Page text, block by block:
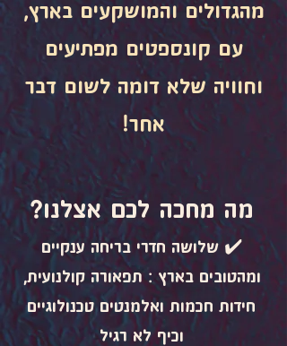
מהגדולים והמושקעים בארץ,
עם קונספטים מפתיעים
וחוויה שלא דומה לשום דבר
אחר!
מה מחכה לכם אצלנו?
✔️ שלושה חדרי בריחה ענקיים
ומהטובים בארץ : תפאורה קולנועית,
חידות חכמות ואלמנטים טכנולוגיים
וכיף לא רגיל